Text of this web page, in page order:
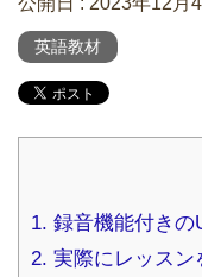
英語教材
1. 録音機能付きの
2. 実際にレッスン